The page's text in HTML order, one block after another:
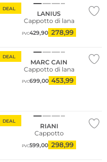
DEAL
LANIUS
Cappotto di lana
PVC429,90 278,99
DEAL
MARC CAIN
Cappotto di lana
PVC699,00 453,99
DEAL
RIANI
Cappotto
PVC599,00 298,99